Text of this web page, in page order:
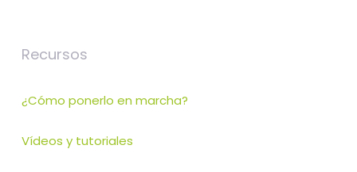
Recursos
¿Cómo ponerlo en marcha?
Vídeos y tutoriales